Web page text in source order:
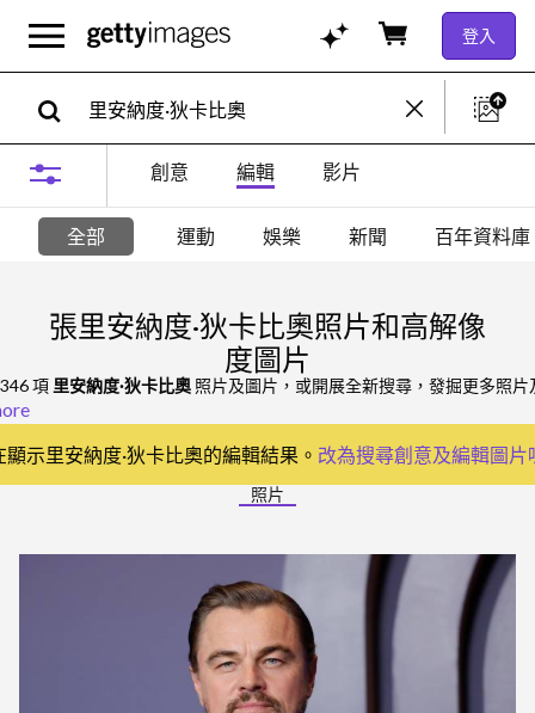
登入
創意 編輯 影片
全部 運動 娛樂 新聞 百年資料庫
張里安納度·狄卡比奧照片和高解像
度圖片
項 里安納度·狄卡比奧照片及圖片，或開展全新搜尋，發掘更多照片
顯示里安納度·狄卡比奧的編輯結果。 改為搜尋創意及編輯圖片
照片